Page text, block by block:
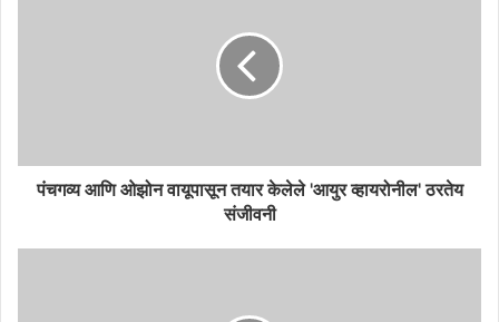
पंचगव्य आणि ओझोन वायूपासून तयार केलेले 'आयुर व्हायरोनील' ठरतेय
संजीवनी